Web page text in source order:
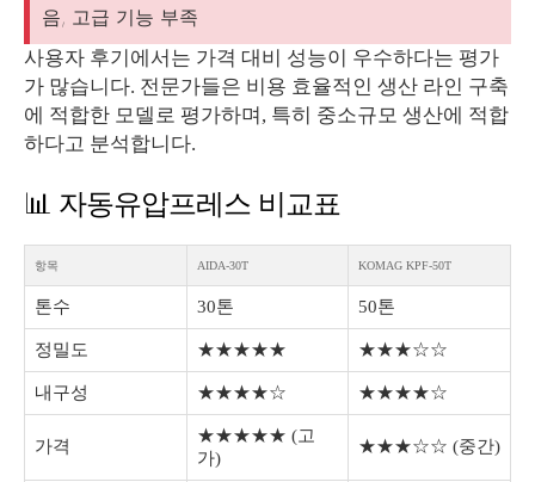
음, 고급 기능 부족
사용자 후기에서는 가격 대비 성능이 우수하다는 평가
가 많습니다. 전문가들은 비용 효율적인 생산 라인 구축
에 적합한 모델로 평가하며, 특히 중소규모 생산에 적합
하다고 분석합니다.
📊 자동유압프레스 비교표
항목 AIDA-30T KOMAG KPF-50T
톤수 30톤 50톤
정밀도 ★★★★★ ★★★☆☆
내구성 ★★★★☆ ★★★★☆
가격
★★★★★ (고
가)
★★★☆☆ (중간)